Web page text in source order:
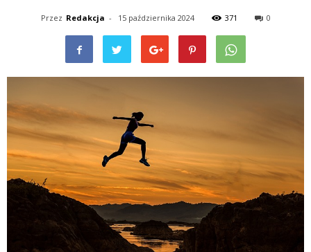
Przez Redakcja - 15 października 2024 371 0